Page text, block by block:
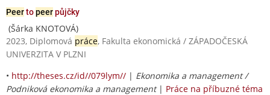
Peertopeerpůjčky
(Šárka KNOTOVÁ)
2023, Diplomová práce, Fakulta ekonomická / ZÁPADOČESKÁ
UNIVERZITA V PLZNI
• http://theses.cz/id//079lym// | Ekonomika a management /
Podniková ekonomika a management| Práce na příbuzné téma